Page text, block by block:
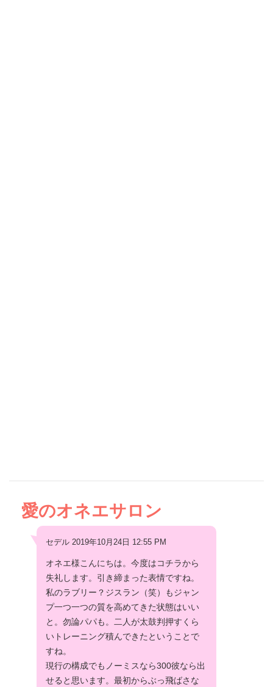
愛のオネエサロン
セデル 2019年10月24日 12:55 PM
オネエ様こんにちは。今度はコチラから
失礼します。引き締まった表情ですね。
私のラブリー？ジスラン（笑）もジャン
プ一つ一つの質を高めてきた状態はいい
と。勿論パパも。二人が太鼓判押すくら
いトレーニング積んできたということで
すね。
現行の構成でもノーミスなら300彼なら出
せると思います。最初からぶっ飛ばさな